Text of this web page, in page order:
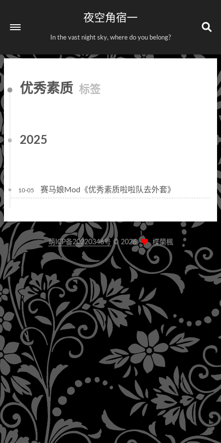
夜空角宿一
In the vast night sky, where do you belong?
关于
优秀素质 标签
2025
10-05 赛马娘Mod《优秀素质啦啦队去外套》
萌ICP备20220346号 © 2026 楪蘭楓